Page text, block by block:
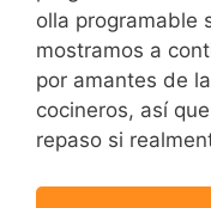
olla programable
mostramos a
por amantes de
cocineros, así
repaso si